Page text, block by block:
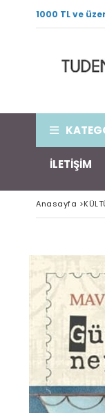
1000 TL ve
İLETİŞİM
Anasayfa >